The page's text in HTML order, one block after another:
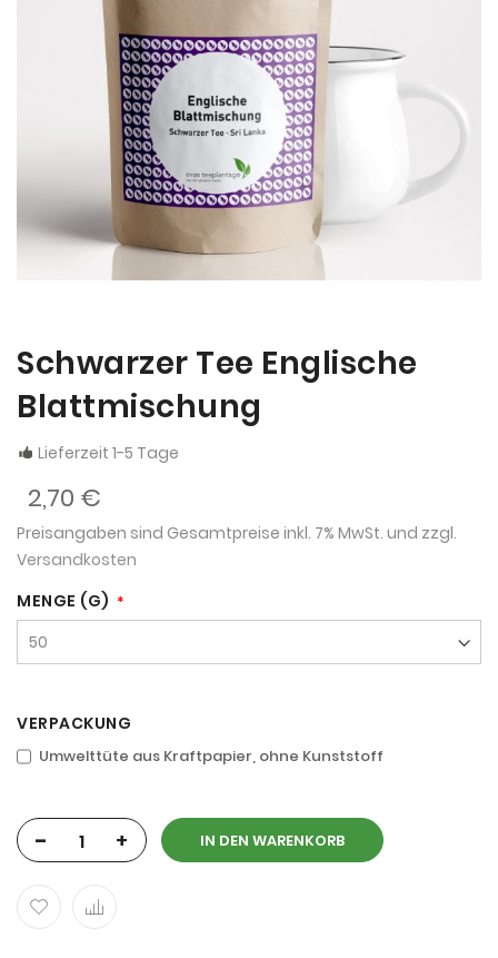
Schwarzer Tee Englische
Blattmischung
Lieferzeit 1-5 Tage
2,70 €
Preisangaben sind Gesamtpreise inkl. 7% MwSt. und zzgl.
Versandkosten
MENGE (G)
VERPACKUNG
Umwelttüte aus Kraftpapier, ohne Kunststoff
- + IN DEN WARENKORB